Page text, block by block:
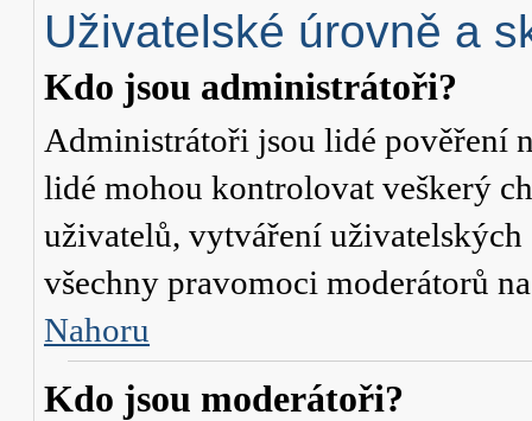
Uživatelské úrovně a
Kdo jsou administrátoři?
Administrátoři jsou lidé pověření
lidé mohou kontrolovat veškerý
uživatelů, vytváření
všechny pravomoci moderátorů
Nahoru
Kdo jsou moderátoři?